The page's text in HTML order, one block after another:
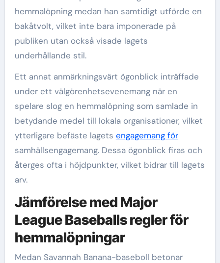
hemmalöpning medan han samtidigt utförde en
bakåtvolt, vilket inte bara imponerade på
publiken utan också visade lagets
underhållande stil.
Ett annat anmärkningsvärt ögonblick inträffade
under ett välgörenhetsevenemang när en
spelare slog en hemmalöpning som samlade in
betydande medel till lokala organisationer, vilket
ytterligare befäste lagets engagemang för
samhällsengagemang. Dessa ögonblick firas och
återges ofta i höjdpunkter, vilket bidrar till lagets
arv.
Jämförelse med Major
League Baseballs regler för
hemmalöpningar
Medan Savannah Banana-baseboll betonar